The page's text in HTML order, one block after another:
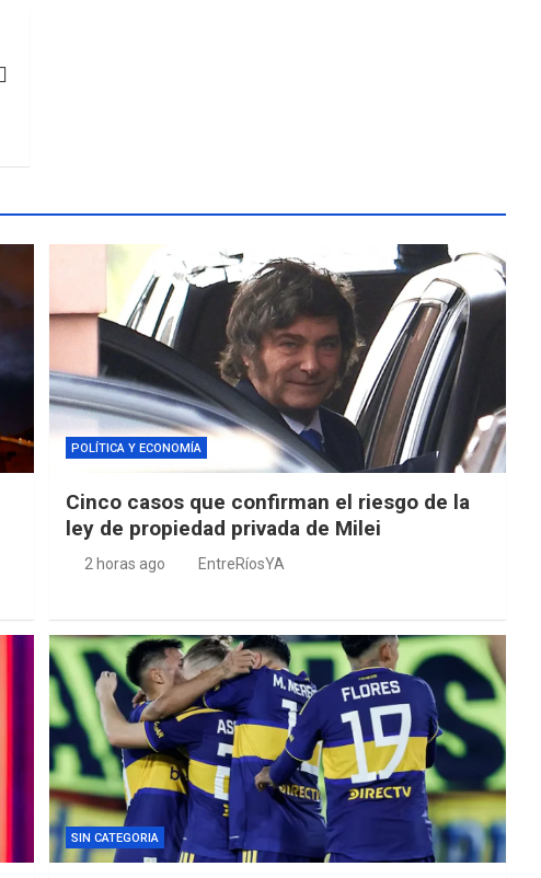
POLÍTICA Y ECONOMÍA
Cinco casos que confirman el riesgo de la
ley de propiedad privada de Milei
2 horas ago EntreRíosYA
SIN CATEGORIA